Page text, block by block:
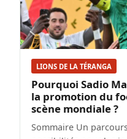
LIONS DE LA TÉRANGA
Pourquoi Sadio
la promotion du
scène mondiale ?
Sommaire Un